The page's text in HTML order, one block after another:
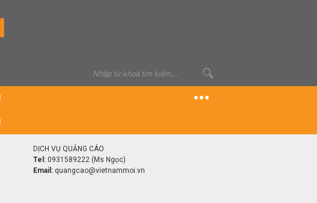
DỊCH VỤ QUẢNG CÁO
Tel: 0931589222 (Ms Ngọc)
Email: quangcao@vietnammoi.vn